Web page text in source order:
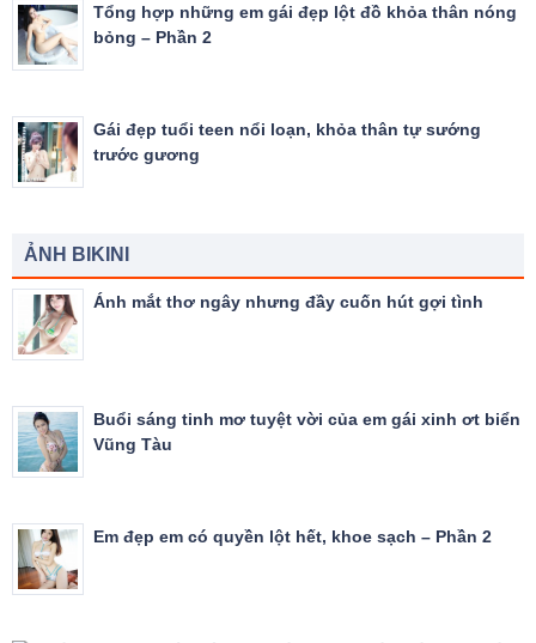
Tổng hợp những em gái đẹp lột đồ khỏa thân nóng
bỏng – Phần 2
Gái đẹp tuổi teen nổi loạn, khỏa thân tự sướng
trước gương
ẢNH BIKINI
Ánh mắt thơ ngây nhưng đầy cuốn hút gợi tình
Buổi sáng tinh mơ tuyệt vời của em gái xinh ơt biển
Vũng Tàu
Em đẹp em có quyền lột hết, khoe sạch – Phần 2